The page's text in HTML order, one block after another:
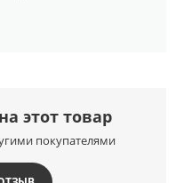
этот товар
покупателями